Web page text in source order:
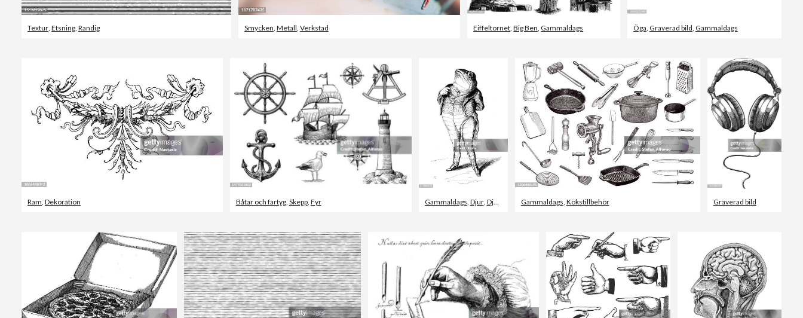
Textur, Etsning, Randig Smycken, Metall, Verkstad Eiffeltornet,Big Ben, Gammaldags Öga, Graverad bild, Gammaldags
Ram Dekoration Båtar och fartyg, Skepp, Fyr Gammaldags Djur, Djurtema Gammaldags Kökstillbehör Graverad bild